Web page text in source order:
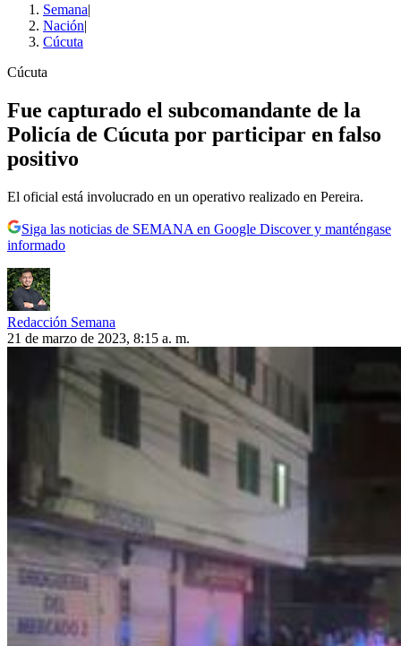
Semana|
Nación|
Cúcuta
Cúcuta
Fue capturado el subcomandante de la
Policía de Cúcuta por participar en falso
positivo
El oficial está involucrado en un operativo realizado en Pereira.
Siga las noticias de SEMANA en Google Discover y manténgase
informado
Redacción Semana
21 de marzo de 2023, 8:15 a. m.